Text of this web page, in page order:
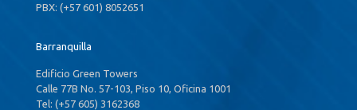
PBX: (+57 601) 8052651
Barranquilla
Edificio Green Towers
Calle 77B No. 57-103, Piso 10, Oficina 1001
Tel: (+57 605) 3162368